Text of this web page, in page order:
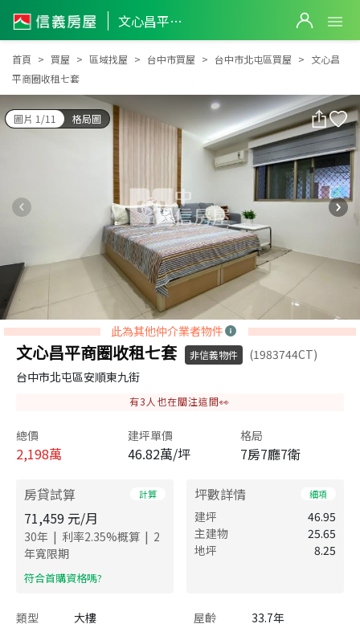
文心昌平商圈收租七套
文心昌平商圈收租七套
首頁 買屋 區域找屋 台中市買屋 台中市北屯區買屋
文心昌
平商圈收租七套
圖片 1/11 格局圖
此為其他仲介業者物件
文心昌平商圈收租七套 非信義物件
(1983744CT)
台中市北屯區安順東九街
有3 人也在關注這間👀
總價
2,198萬
建坪單價
46.82萬/坪
格局
7房7廳7衛
房貸試算 計算
71,459 元/月
30年 | 利率2.35%概算 | 2
年寬限期
​符合首購資格嗎?
坪數詳情 細項
建坪
46.95
主建物
25.65
地坪
8.25
類型 大樓 屋齡
33.7年